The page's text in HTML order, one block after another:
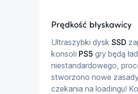
Prędkość błyskawicy
Ultraszybki dysk SSD
konsoli PS5 gry będą
niestandardowego,
stworzono nowe
czekania na loadingu!